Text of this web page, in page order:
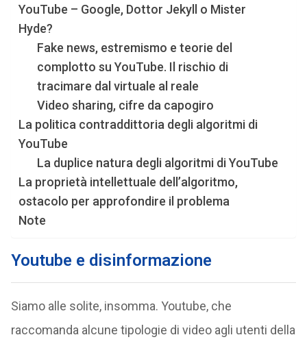
YouTube – Google, Dottor Jekyll o Mister
Hyde?
Fake news, estremismo e teorie del
complotto su YouTube. Il rischio di
tracimare dal virtuale al reale
Video sharing, cifre da capogiro
La politica contraddittoria degli algoritmi di
YouTube
La duplice natura degli algoritmi di YouTube
La proprietà intellettuale dell’algoritmo,
ostacolo per approfondire il problema
Note
Youtube e disinformazione
Siamo alle solite, insomma. Youtube, che
raccomanda alcune tipologie di video agli utenti della